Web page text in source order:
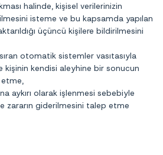
halinde, kişisel verilerinizin
isteme ve bu kapsamda yapılan
üçüncü kişilere bildirilmesini
otomatik sistemler vasıtasıyla
kişinin kendisi aleyhine bir sonucun
etme,
aykırı olarak işlenmesi sebebiyle
zararın giderilmesini talep etme